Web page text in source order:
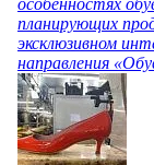
планирующих
эксклюзивном
направления